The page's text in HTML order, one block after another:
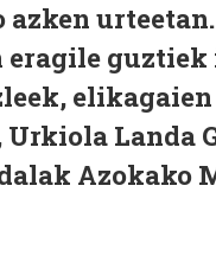
azken
Landa
Azokako